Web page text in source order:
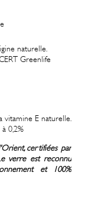
naturelle.
Greenlife
E naturelle.
0,2%
certifiées par
verre est reconnu
et 100%